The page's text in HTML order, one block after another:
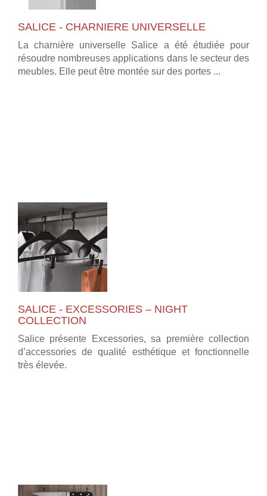
SALICE - CHARNIERE UNIVERSELLE
La charnière universelle Salice a été étudiée pour
résoudre nombreuses applications dans le secteur des
meubles. Elle peut être montée sur des portes ...
SALICE - EXCESSORIES – NIGHT
COLLECTION
Salice présente Excessories, sa première collection
d’accessories de qualité esthétique et fonctionnelle
très élevée.